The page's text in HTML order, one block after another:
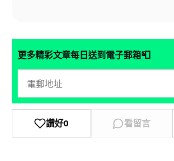
更多精彩文章每日送到電子郵箱📮
讚好0 看留言